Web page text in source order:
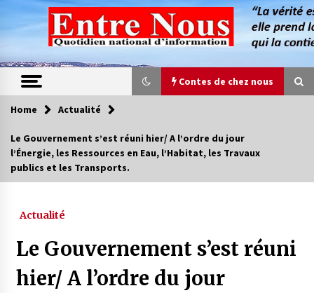
content
Contes de chez nous
Contes de chez nous
Quand la mère n’est plus là (17e partie)
Oum el Gaïla / L’ogresse du M’zab
Home Actualité
Le Gouvernement s’est réuni hier/ A l’ordre du jour
l’Énergie, les Ressources en Eau, l’Habitat, les Travaux
publics et les Transports.
Actualité
Le Gouvernement s’est réuni
hier/ A l’ordre du jour